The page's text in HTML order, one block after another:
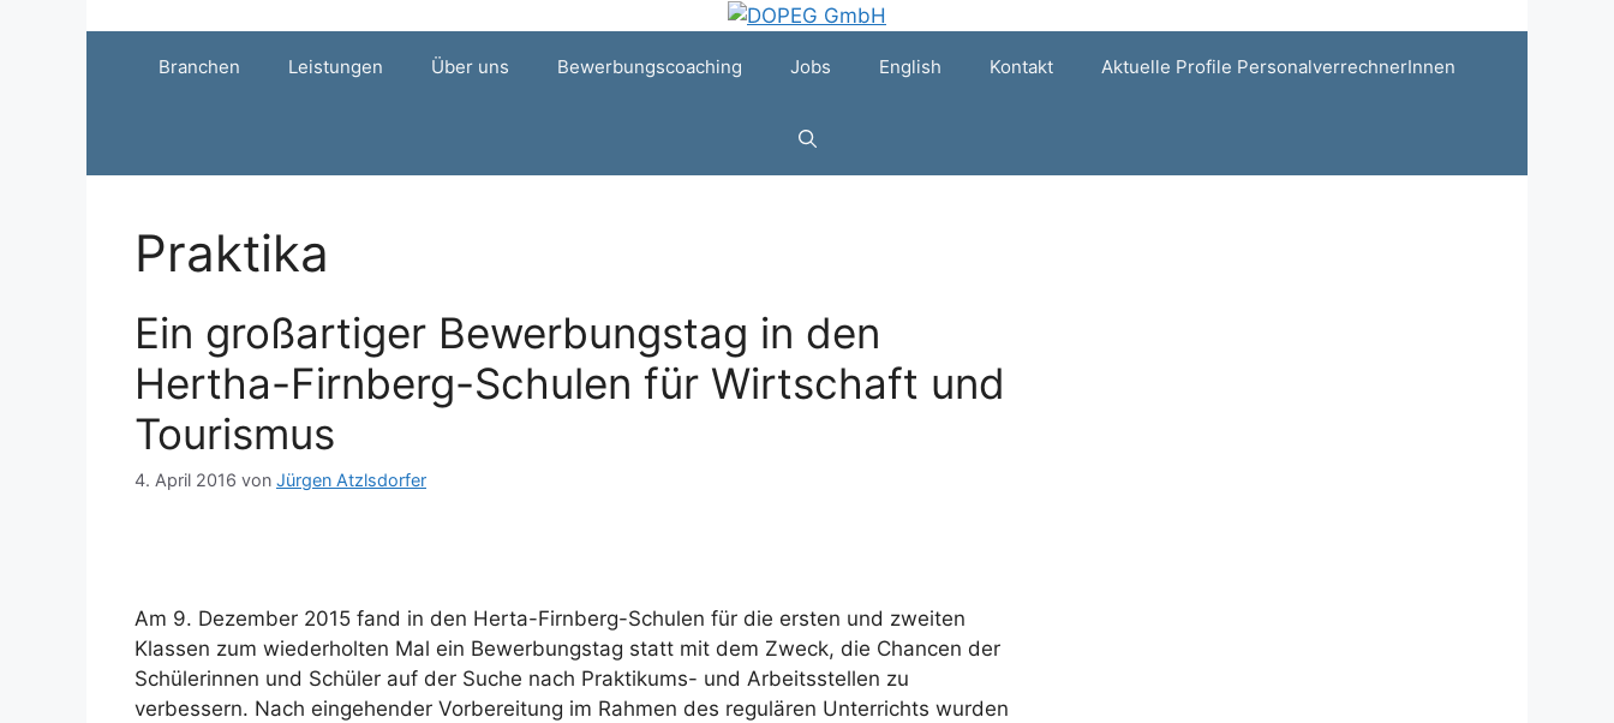
Branchen Leistungen Über uns Bewerbungscoaching Jobs English Kontakt Aktuelle Profile PersonalverrechnerInnen
Praktika
Ein großartiger Bewerbungstag in den
Hertha-Firnberg-Schulen für Wirtschaft und
Tourismus
4. April 2016 von Jürgen Atzlsdorfer
Am 9. Dezember 2015 fand in den Herta-Firnberg-Schulen für die ersten und zweiten
Klassen zum wiederholten Mal ein Bewerbungstag statt mit dem Zweck, die Chancen der
Schülerinnen und Schüler auf der Suche nach Praktikums- und Arbeitsstellen zu
verbessern. Nach eingehender Vorbereitung im Rahmen des regulären Unterrichts wurden